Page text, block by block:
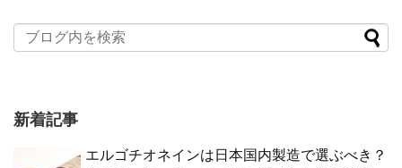
新着記事
エルゴチオネインは日本国内製造で選ぶべき？